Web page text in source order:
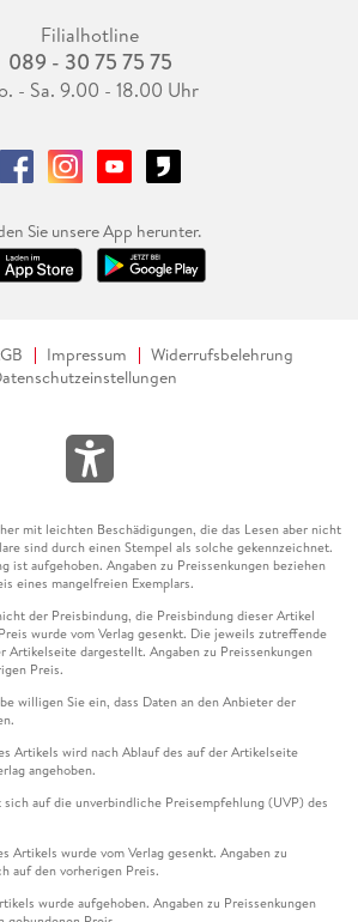
Filialhotline
089 - 30 75 75 75
- Sa. 9.00 - 18.00 Uhr
Sie unsere App herunter.
Impressum
Widerrufsbelehrung
mit leichten Beschädigungen, die das Lesen aber nicht
sind durch einen Stempel als solche gekennzeichnet.
ist aufgehoben. Angaben zu Preissenkungen beziehen
eines mangelfreien Exemplars.
der Preisbindung, die Preisbindung dieser Artikel
wurde vom Verlag gesenkt. Die jeweils zutreffende
Artikelseite dargestellt. Angaben zu Preissenkungen
Preis.
willigen Sie ein, dass Daten an den Anbieter der
Artikels wird nach Ablauf des auf der Artikelseite
angehoben.
auf die unverbindliche Preisempfehlung (UVP) des
Artikels wurde vom Verlag gesenkt. Angaben zu
auf den vorherigen Preis.
wurde aufgehoben. Angaben zu Preissenkungen